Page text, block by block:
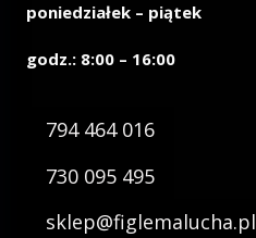
poniedziałek – piątek
godz.: 8:00 – 16:00
794 464 016
730 095 495
sklep@figlemalucha.pl